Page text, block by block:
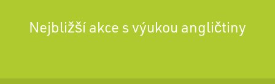
Nejbližší akce s výukou angličtiny